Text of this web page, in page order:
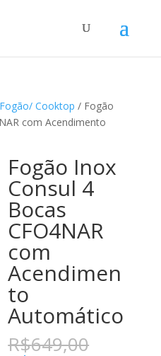
Fogão/ Cooktop / Fogão
com Acendimento
Fogão Inox
Consul 4
Bocas
CFO4NAR
com
Acendimen
to
Automático
R$649,00